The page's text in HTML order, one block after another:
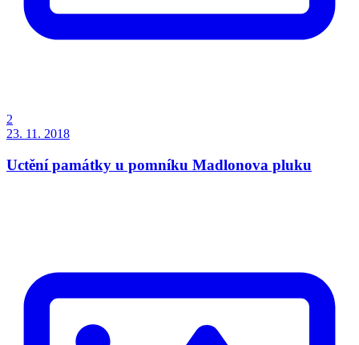
2
23. 11. 2018
Uctění památky u pomníku Madlonova pluku